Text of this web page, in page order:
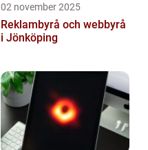
02 november 2025
Reklambyrå och webbyrå
i Jönköping